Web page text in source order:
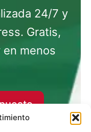
24/7 y
Gratis,
en menos
de